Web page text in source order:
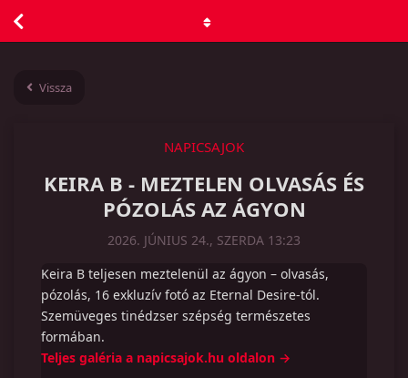
Vissza
NAPICSAJOK
KEIRA B - MEZTELEN OLVASÁS ÉS
PÓZOLÁS AZ ÁGYON
2026. JÚNIUS 24., SZERDA 13:23
Keira B teljesen meztelenül az ágyon – olvasás,
pózolás, 16 exkluzív fotó az Eternal Desire-tól.
Szemüveges tinédzser szépség természetes
formában.
Teljes galéria a napicsajok.hu oldalon →